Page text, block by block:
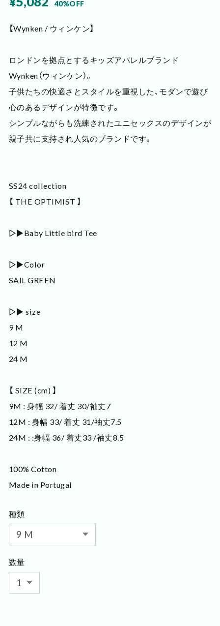
40%OFF
【Wynken / ウィンケン】
ロンドンを拠点とするキッズアパレルブランド
Wynken（ウィンケン）。
子供たちの快適さとスタイルを重視した、モダンで遊び
心のあるデザインが特徴です。
シンプルながらも洗練されたユニセックスのデザインが
親子共に支持され人気のブランドです。
SS24 collection
【 THE OPTIMIST 】
▷▶Baby Little bird Tee
▷▶Color
SAIL GREEN
▷▶ size
9 M
12 M
24 M
【 SIZE (cm) 】
9M : 身幅 32/ 着丈 30/袖丈7
12M : 身幅 33/ 着丈 31/袖丈7.5
24M : :身幅 36/ 着丈33 /袖丈8.5
100% Cotton
Made in Portugal
種類
数量